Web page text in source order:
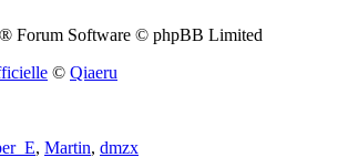
® Forum Software © phpBB Limited
© Qiaeru
, Martin, dmzx